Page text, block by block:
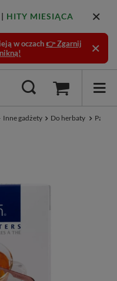
| HITY MIESIĄCA
w oczach 👉 Zgarnij
Inne gadżety Do herbaty